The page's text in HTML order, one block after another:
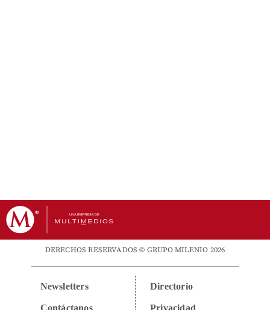
DERECHOS RESERVADOS © GRUPO MILENIO 2026
Newsletters
Contáctanos
Directorio
Privacidad